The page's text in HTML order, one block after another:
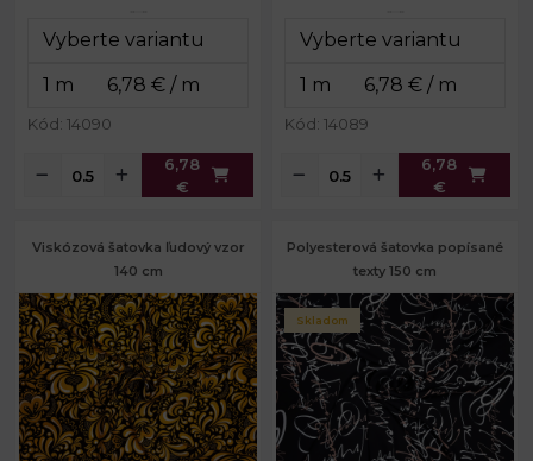
Kód: 14090
6,78
€
Kód: 14089
6,78
€
Viskózová šatovka ľudový vzor
140 cm
Polyesterová šatovka popísané
texty 150 cm
Skladom